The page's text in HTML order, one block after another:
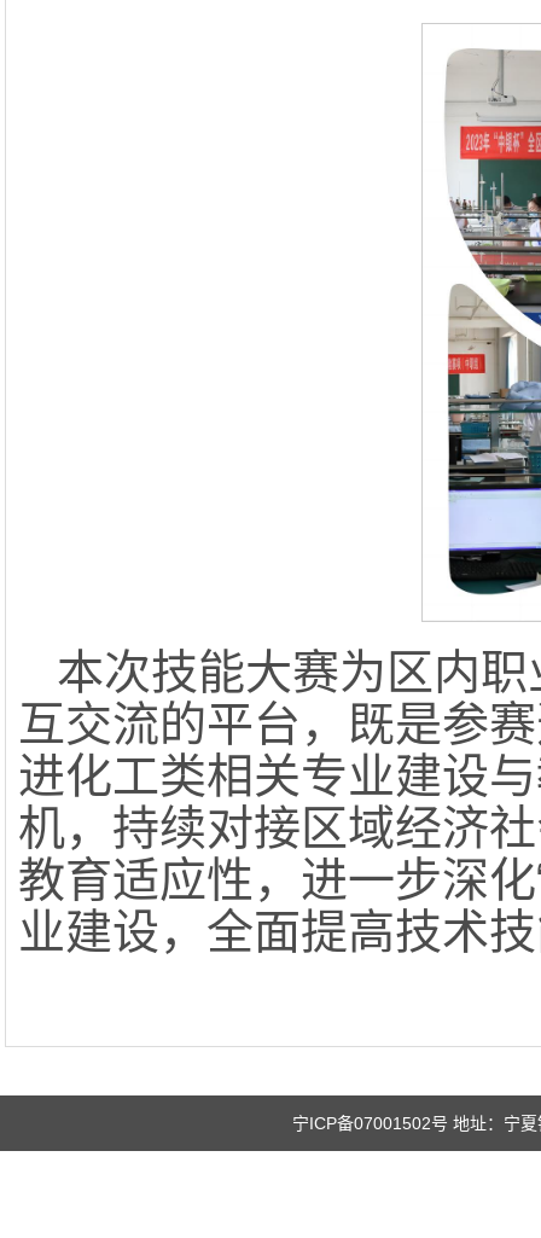
本次技能大赛为区内
互交流的平台，既是参
进化工类相关专业建设
机，持续对接区域经济
教育适应性，进一步深
业建设，全面提高技术
宁ICP备07001502号 地址：宁